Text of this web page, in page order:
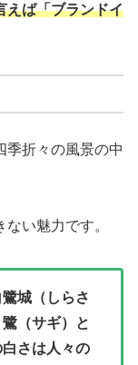
えば「ブランドイ
折々の風景の中
い魅力です。
城（しらさ
（サギ）と
さは人々の